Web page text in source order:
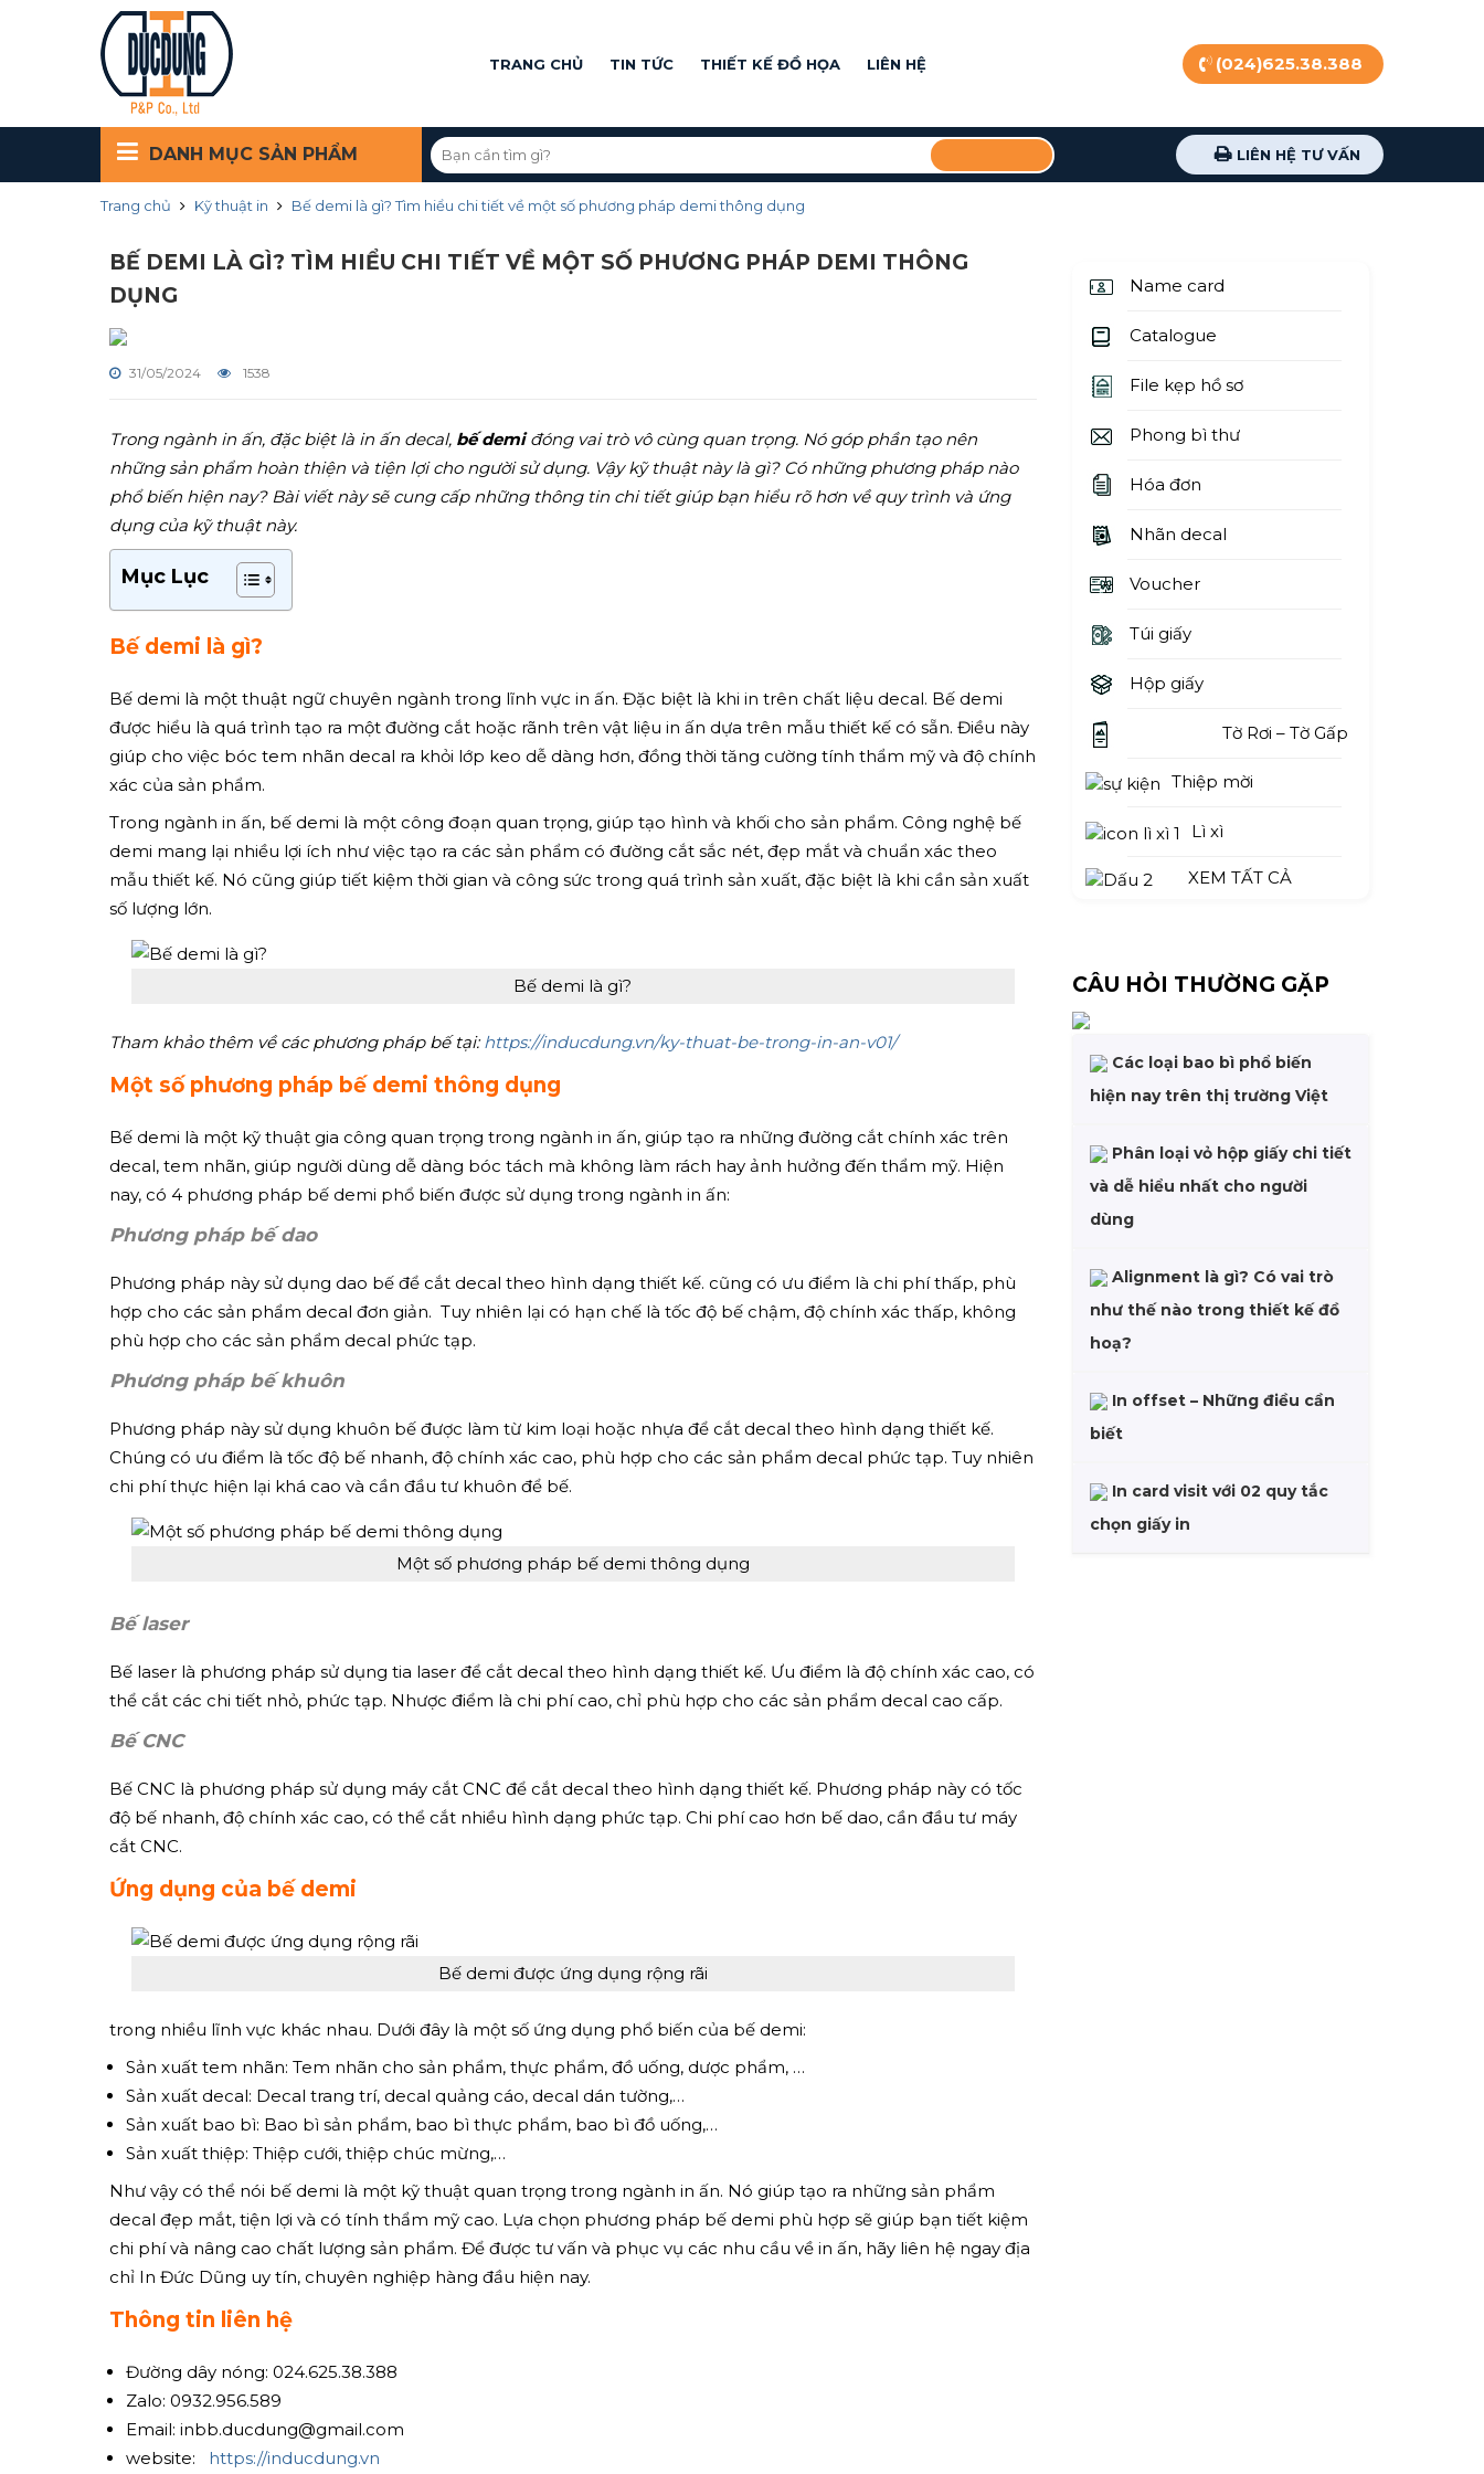
TRANG CHỦ TIN TỨC THIẾT KẾ ĐỒ HỌA LIÊN HỆ (024)625.38.388
DANH MỤC SẢN PHẨM LIÊN HỆ TƯ VẤN
Trang chủ Kỹ thuật in Bế demi là gì? Tìm hiểu chi tiết về một số phương pháp demi thông dụng
BẾ DEMI LÀ GÌ? TÌM HIỂU CHI TIẾT VỀ MỘT SỐ PHƯƠNG PHÁP DEMI THÔNG
DỤNG
31/05/2024 1538
Trong ngành in ấn, đặc biệt là in ấn decal, bế demiđóng vai trò vô cùng quan trọng. Nó góp phần tạo nên
những sản phẩm hoàn thiện và tiện lợi cho người sử dụng. Vậy kỹ thuật này là gì? Có những phương pháp nào
phổ biến hiện nay? Bài viết này sẽ cung cấp những thông tin chi tiết giúp bạn hiểu rõ hơn về quy trình và ứng
dụng của kỹ thuật này.
Mục Lục
Bế demi là gì?
Bế demi là một thuật ngữ chuyên ngành trong lĩnh vực in ấn. Đặc biệt là khi in trên chất liệu decal. Bế demi
được hiểu là quá trình tạo ra một đường cắt hoặc rãnh trên vật liệu in ấn dựa trên mẫu thiết kế có sẵn. Điều này
giúp cho việc bóc tem nhãn decal ra khỏi lớp keo dễ dàng hơn, đồng thời tăng cường tính thẩm mỹ và độ chính
xác của sản phẩm.
Trong ngành in ấn, bế demi là một công đoạn quan trọng, giúp tạo hình và khối cho sản phẩm. Công nghệ bế
demi mang lại nhiều lợi ích như việc tạo ra các sản phẩm có đường cắt sắc nét, đẹp mắt và chuẩn xác theo
mẫu thiết kế. Nó cũng giúp tiết kiệm thời gian và công sức trong quá trình sản xuất, đặc biệt là khi cần sản xuất
số lượng lớn.
Bế demi là gì?
Tham khảo thêm về các phương pháp bế tại:https://inducdung.vn/ky-thuat-be-trong-in-an-v01/
Một số phương pháp bế demi thông dụng
Bế demi là một kỹ thuật gia công quan trọng trong ngành in ấn, giúp tạo ra những đường cắt chính xác trên
decal, tem nhãn, giúp người dùng dễ dàng bóc tách mà không làm rách hay ảnh hưởng đến thẩm mỹ. Hiện
nay, có 4 phương pháp bế demi phổ biến được sử dụng trong ngành in ấn:
Phương pháp bế dao
Phương pháp này sử dụng dao bế để cắt decal theo hình dạng thiết kế. cũng có ưu điểm là chi phí thấp, phù
hợp cho các sản phẩm decal đơn giản. Tuy nhiên lại có hạn chế là tốc độ bế chậm, độ chính xác thấp, không
phù hợp cho các sản phẩm decal phức tạp.
Phương pháp bế khuôn
Phương pháp này sử dụng khuôn bế được làm từ kim loại hoặc nhựa để cắt decal theo hình dạng thiết kế.
Chúng có ưu điểm là tốc độ bế nhanh, độ chính xác cao, phù hợp cho các sản phẩm decal phức tạp. Tuy nhiên
chi phí thực hiện lại khá cao và cần đầu tư khuôn để bế.
Một số phương pháp bế demi thông dụng
Bế laser
Bế laser là phương pháp sử dụng tia laser để cắt decal theo hình dạng thiết kế. Ưu điểm là độ chính xác cao, có
thể cắt các chi tiết nhỏ, phức tạp. Nhược điểm là chi phí cao, chỉ phù hợp cho các sản phẩm decal cao cấp.
Bế CNC
Bế CNC là phương pháp sử dụng máy cắt CNC để cắt decal theo hình dạng thiết kế. Phương pháp này có tốc
độ bế nhanh, độ chính xác cao, có thể cắt nhiều hình dạng phức tạp. Chi phí cao hơn bế dao, cần đầu tư máy
cắt CNC.
Ứng dụng của bế demi
Bế demi được ứng dụng rộng rãi
trong nhiều lĩnh vực khác nhau. Dưới đây là một số ứng dụng phổ biến của bế demi:
Sản xuất tem nhãn: Tem nhãn cho sản phẩm, thực phẩm, đồ uống, dược phẩm, …
Sản xuất decal: Decal trang trí, decal quảng cáo, decal dán tường,…
Sản xuất bao bì: Bao bì sản phẩm, bao bì thực phẩm, bao bì đồ uống,…
Sản xuất thiệp: Thiệp cưới, thiệp chúc mừng,…
Như vậy có thể nói bế demi là một kỹ thuật quan trọng trong ngành in ấn. Nó giúp tạo ra những sản phẩm
decal đẹp mắt, tiện lợi và có tính thẩm mỹ cao. Lựa chọn phương pháp bế demi phù hợp sẽ giúp bạn tiết kiệm
chi phí và nâng cao chất lượng sản phẩm. Để được tư vấn và phục vụ các nhu cầu về in ấn, hãy liên hệ ngay địa
chỉ In Đức Dũng uy tín, chuyên nghiệp hàng đầu hiện nay.
Thông tin liên hệ
Đường dây nóng: 024.625.38.388
Zalo: 0932.956.589
Email: inbb.ducdung@gmail.com
website: https://inducdung.vn
Name card
Catalogue
File kẹp hồ sơ
Phong bì thư
Hóa đơn
Nhãn decal
Voucher
Túi giấy
Hộp giấy
Tờ Rơi – Tờ Gấp
Thiệp mời
Lì xì
XEM TẤT CẢ
CÂU HỎI THƯỜNG GẶP
Các loại bao bì phổ biến
hiện nay trên thị trường Việt
Phân loại vỏ hộp giấy chi tiết
và dễ hiểu nhất cho người
dùng
Alignment là gì? Có vai trò
như thế nào trong thiết kế đồ
hoạ?
In offset – Những điều cần
biết
In card visit với 02 quy tắc
chọn giấy in